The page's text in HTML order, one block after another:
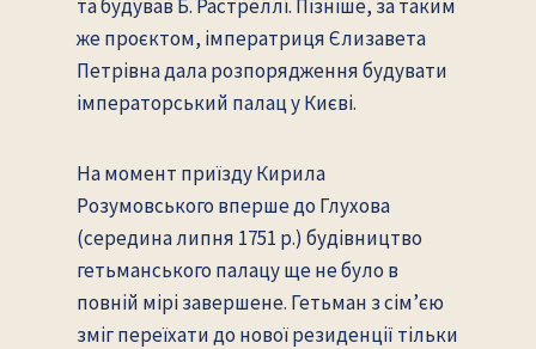
та будував Б. Растреллі. Пізніше, за таким
же проєктом, імператриця Єлизавета
Петрівна дала розпорядження будувати
імператорський палац у Києві.
На момент приїзду Кирила
Розумовського вперше до Глухова
(середина липня 1751 р.) будівництво
гетьманського палацу ще не було в
повній мірі завершене. Гетьман з сім’єю
зміг переїхати до нової резиденції тільки